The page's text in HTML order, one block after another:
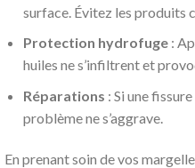
surface. Évitez les produits
Protection hydrofuge:
huiles ne s’infiltrent et
Réparations : Si une
problème ne s’aggrave.
En prenant soin de vos